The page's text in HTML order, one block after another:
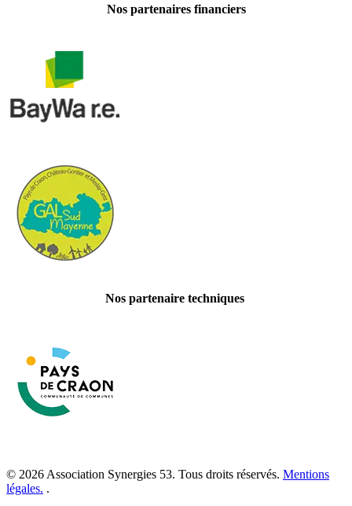
Nos partenaires financiers
Nos partenaire techniques
© 2026 Association Synergies 53. Tous droits réservés. Mentions
légales. .